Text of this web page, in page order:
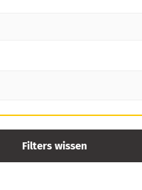
Filters wissen